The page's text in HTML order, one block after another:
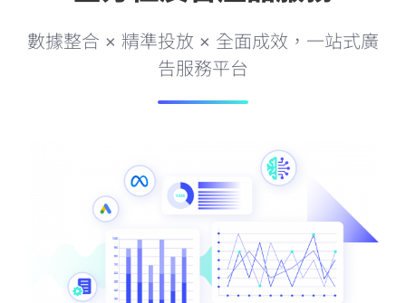
數據整合 × 精準投放 × 全面成效，一站式廣
告服務平台